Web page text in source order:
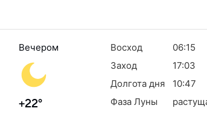
Вечером
+22°
Восход
06:15
Заход
17:03
Долгота дня
10:47
Фаза Луны